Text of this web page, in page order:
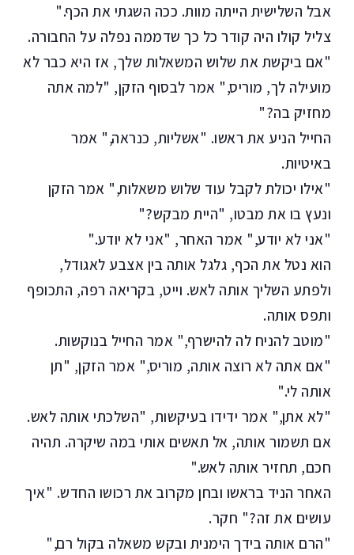
אבל השלישית הייתה מוות. ככה השגתי את הכף."
צליל קולו היה קודר כל כך שדממה נפלה על החבורה.
"אם ביקשת את שלוש המשאלות שלך, אז היא כבר לא
מועילה לך, מוריס," אמר לבסוף הזקן, "למה אתה
מחזיק בה?"
החייל הניע את ראשו. "אשליות, כנראה," אמר
באיטיות.
"אילו יכולת לקבל עוד שלוש משאלות," אמר הזקן
ונעץ בו את מבטו, "היית מבקש?"
"אני לא יודע," אמר האחר, "אני לא יודע."
הוא נטל את הכף, גלגל אותה בין אצבע לאגודל,
ולפתע השליך אותה לאש. וייט, בקריאה רפה, התכופף
ותפס אותה.
"מוטב להניח לה להישרף," אמר החייל בנוקשות.
"אם אתה לא רוצה אותה, מוריס," אמר הזקן, "תן
אותה לי."
"לא אתן," אמר ידידו בעיקשות, "השלכתי אותה לאש.
אם תשמור אותה, אל תאשים אותי במה שיקרה. תהיה
חכם, תחזיר אותה לאש."
האחר הניד בראשו ובחן מקרוב את רכושו החדש. "איך
עושים את זה?" חקר.
"הרם אותה בידך הימנית ובקש משאלה בקול רם,"